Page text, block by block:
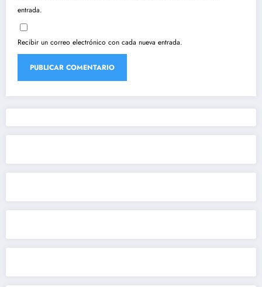
entrada.
Recibir un correo electrónico con cada nueva entrada.